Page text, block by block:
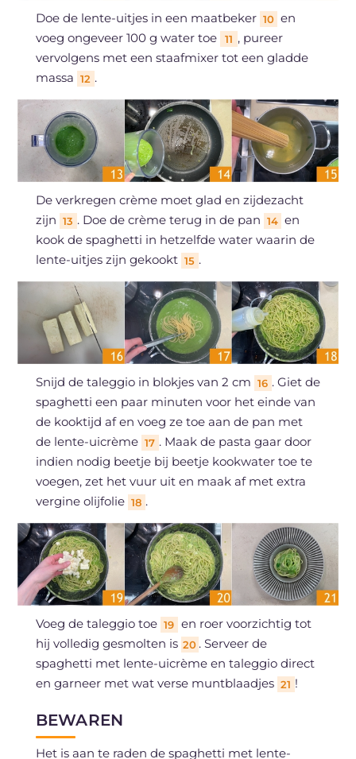
Doe de lente-uitjes in een maatbeker 10 en
voeg ongeveer 100 g water toe
11 , pureer
vervolgens met een staafmixer tot een gladde
massa 12 .
De verkregen crème moet glad en zijdezacht
zijn 13 . Doe de crème terug in de pan 14 en
kook de spaghetti in hetzelfde water waarin de
lente-uitjes zijn gekookt 15 .
Snijd de taleggio in blokjes van 2 cm 16 . Giet de
spaghetti een paar minuten voor het einde van
de kooktijd af en voeg ze toe aan de pan met
de lente-uicrème 17 . Maak de pasta gaar door
indien nodig beetje bij beetje kookwater toe te
voegen, zet het vuur uit en maak af met extra
vergine olijfolie 18 .
Voeg de taleggio toe 19 en roer voorzichtig tot
hij volledig gesmolten is 20 . Serveer de
spaghetti met lente-uicrème en taleggio direct
en garneer met wat verse muntblaadjes 21 !
BEWAREN
Het is aan te raden de spaghetti met lente-